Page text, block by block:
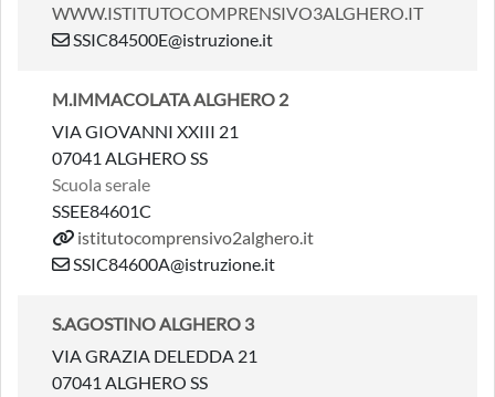
WWW.ISTITUTOCOMPRENSIVO3ALGHERO.IT
SSIC84500E@istruzione.it
M.IMMACOLATA ALGHERO 2
VIA GIOVANNI XXIII 21
07041 ALGHERO SS
Scuola serale
SSEE84601C
istitutocomprensivo2alghero.it
SSIC84600A@istruzione.it
S.AGOSTINO ALGHERO 3
VIA GRAZIA DELEDDA 21
07041 ALGHERO SS